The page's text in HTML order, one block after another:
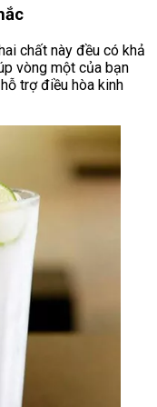
chất này đều có khả
vòng một của bạn
trợ điều hòa kinh